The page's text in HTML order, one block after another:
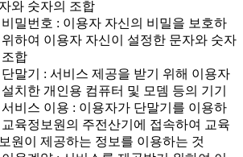
와 숫자의 조합
밀번호 : 이용자 자신의 비밀을 보호하
위하여 이용자 자신이 설정한 문자와 숫자
합
말기 : 서비스 제공을 받기 위해 이용자
치한 개인용 컴퓨터 및 모뎀 등의 기기
비스 이용 : 이용자가 단말기를 이용하
교육정보원의 주전산기에 접속하여 교육
원이 제공하는 정보를 이용하는 것